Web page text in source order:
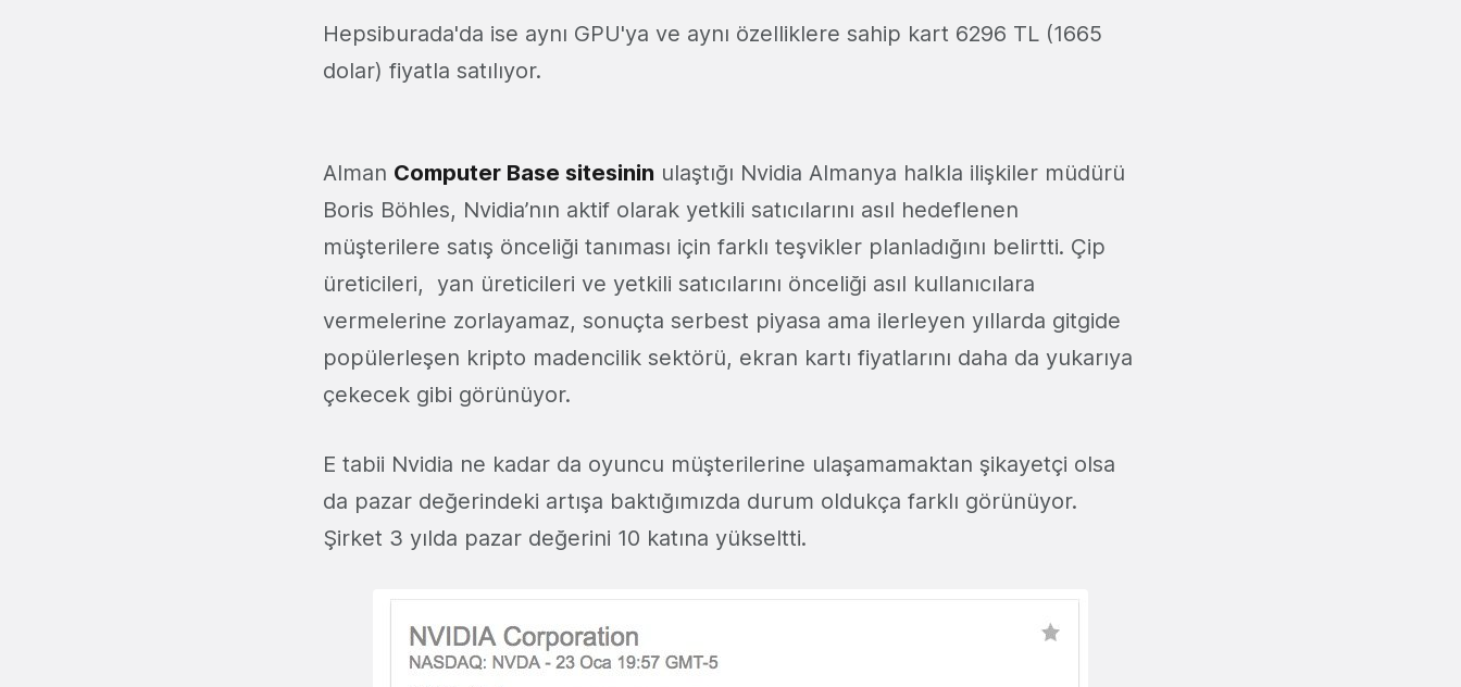
Hepsiburada'da ise aynı GPU'ya ve aynı özelliklere sahip kart 6296 TL (1665
dolar) fiyatla satılıyor.
Alman Computer Base sitesinin ulaştığı Nvidia Almanya halkla ilişkiler müdürü
Boris Böhles, Nvidia’nın aktif olarak yetkili satıcılarını asıl hedeflenen
müşterilere satış önceliği tanıması için farklı teşvikler planladığını belirtti. Çip
üreticileri, yan üreticileri ve yetkili satıcılarını önceliği asıl kullanıcılara
vermelerine zorlayamaz, sonuçta serbest piyasa ama ilerleyen yıllarda gitgide
popülerleşen kripto madencilik sektörü, ekran kartı fiyatlarını daha da yukarıya
çekecek gibi görünüyor.
E tabii Nvidia ne kadar da oyuncu müşterilerine ulaşamamaktan şikayetçi olsa
da pazar değerindeki artışa baktığımızda durum oldukça farklı görünüyor.
Şirket 3 yılda pazar değerini 10 katına yükseltti.